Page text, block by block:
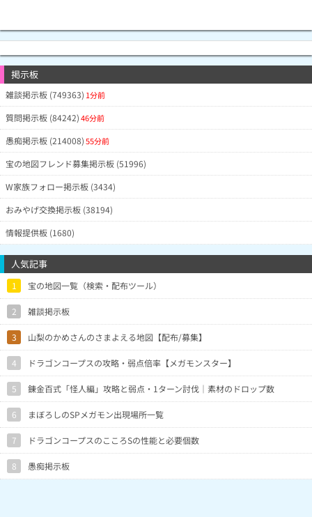
掲示板
雑談掲示板 (749363) 1分前
質問掲示板 (84242)46分前
愚痴掲示板 (214008)55分前
宝の地図フレンド募集掲示板 (51996)
W家族フォロー掲示板 (3434)
おみやげ交換掲示板 (38194)
情報提供板 (1680)
人気記事
1 宝の地図一覧（検索・配布ツール）
2 雑談掲示板
3 山梨のかめさんのさまよえる地図【配布/募集】
4 ドラゴンコープスの攻略・弱点倍率【メガモンスター】
5 錬金百式「怪人編」攻略と弱点・1ターン討伐｜素材のドロップ数
6 まぼろしのSPメガモン出現場所一覧
7 ドラゴンコープスのこころSの性能と必要個数
8 愚痴掲示板